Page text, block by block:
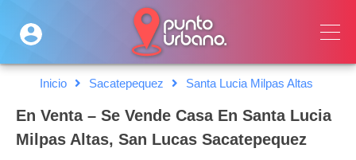
Inicio Sacatepequez Santa Lucia Milpas Altas
En Venta – Se Vende Casa En Santa Lucia
Milpas Altas, San Lucas Sacatepequez